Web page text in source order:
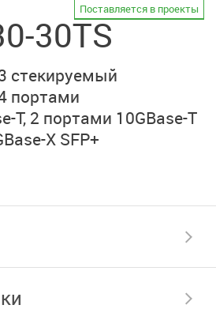
30TS
Поставляется в проекты
стекируемый
портами
T, 2 портами 10GBase-T
X SFP+